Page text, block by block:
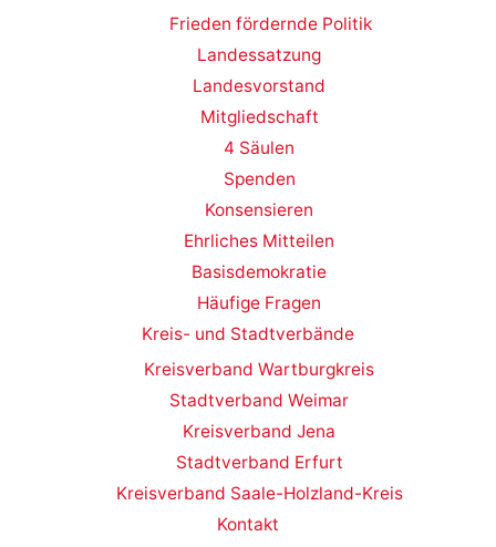
Frieden fördernde Politik
Landessatzung
Landesvorstand
Mitgliedschaft
4 Säulen
Spenden
Konsensieren
Ehrliches Mitteilen
Basisdemokratie
Häufige Fragen
Kreis- und Stadtverbände
Kreisverband Wartburgkreis
Stadtverband Weimar
Kreisverband Jena
Stadtverband Erfurt
Kreisverband Saale-Holzland-Kreis
Kontakt